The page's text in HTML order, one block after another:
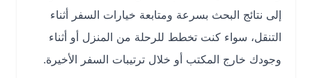
إلى نتائج البحث بسرعة ومتابعة خيارات السفر أثناء
التنقل، سواء كنت تخطط للرحلة من المنزل أو أثناء
وجودك خارج المكتب أو خلال ترتيبات السفر الأخيرة.